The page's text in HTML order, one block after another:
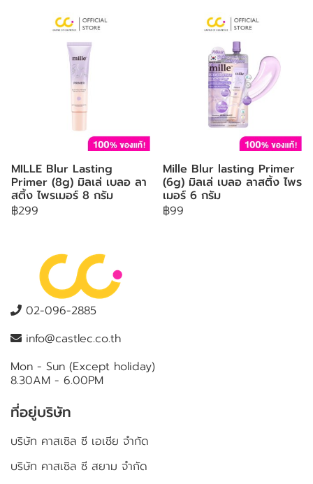
MILLE Blur Lasting
Primer (8g) มิลเล่ เบลอ ลา
สติ้ง ไพรเมอร์ 8 กรัม
฿299
Mille Blur lasting Primer
(6g) มิลเล่ เบลอ ลาสติ้ง ไพร
เมอร์ 6 กรัม
฿99
02-096-2885
info@castlec.co.th
Mon - Sun (Except holiday)
8.30AM - 6.00PM
ที่อยู่บริษัท
บริษัท คาสเซิล ซี เอเชีย จำกัด
บริษัท คาสเซิล ซี สยาม จำกัด